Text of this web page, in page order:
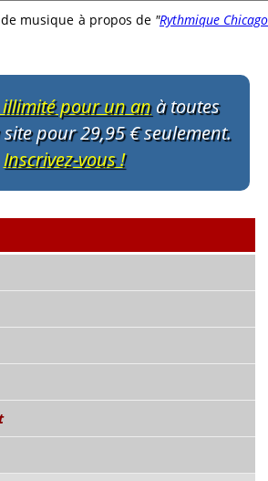
musique à propos de "Rythmique Chicago
illimité pour un anà toutes
pour 29,95 € seulement.
Inscrivez-vous !